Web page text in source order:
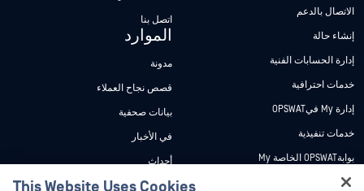
الاتصال بالدعم
إنشاء حالة
إدارة الحسابات الفنية
خدمات احترافية
إدارة My فيOPSWAT
خدمات تنفيذية
بوابةOPSWAT الخاصة My
وثائق تقنية
اتصل بنا
الموارد
مدونة
قصص نجاح العملاء
بيانات صحفية
في الأخبار
أحداث
ندوات عبر الإنترنت
This Website Uses Cookies